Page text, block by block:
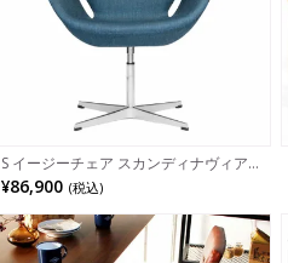
S イージーチェア スカンディナヴィア
デザイン アルミダイキャスト・ポリッ
シュベース ファブリック ネイビー
¥86,900 (税込)